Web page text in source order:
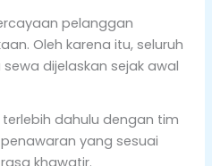
pelanggan
Oleh karena itu, seluruh
dijelaskan sejak awal
dahulu dengan tim
yang sesuai